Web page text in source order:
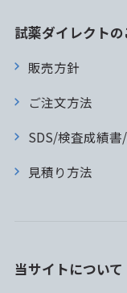
試薬ダイレクト
販売方針
ご注文方法
SDS/検査成績
見積り方法
当サイトについて